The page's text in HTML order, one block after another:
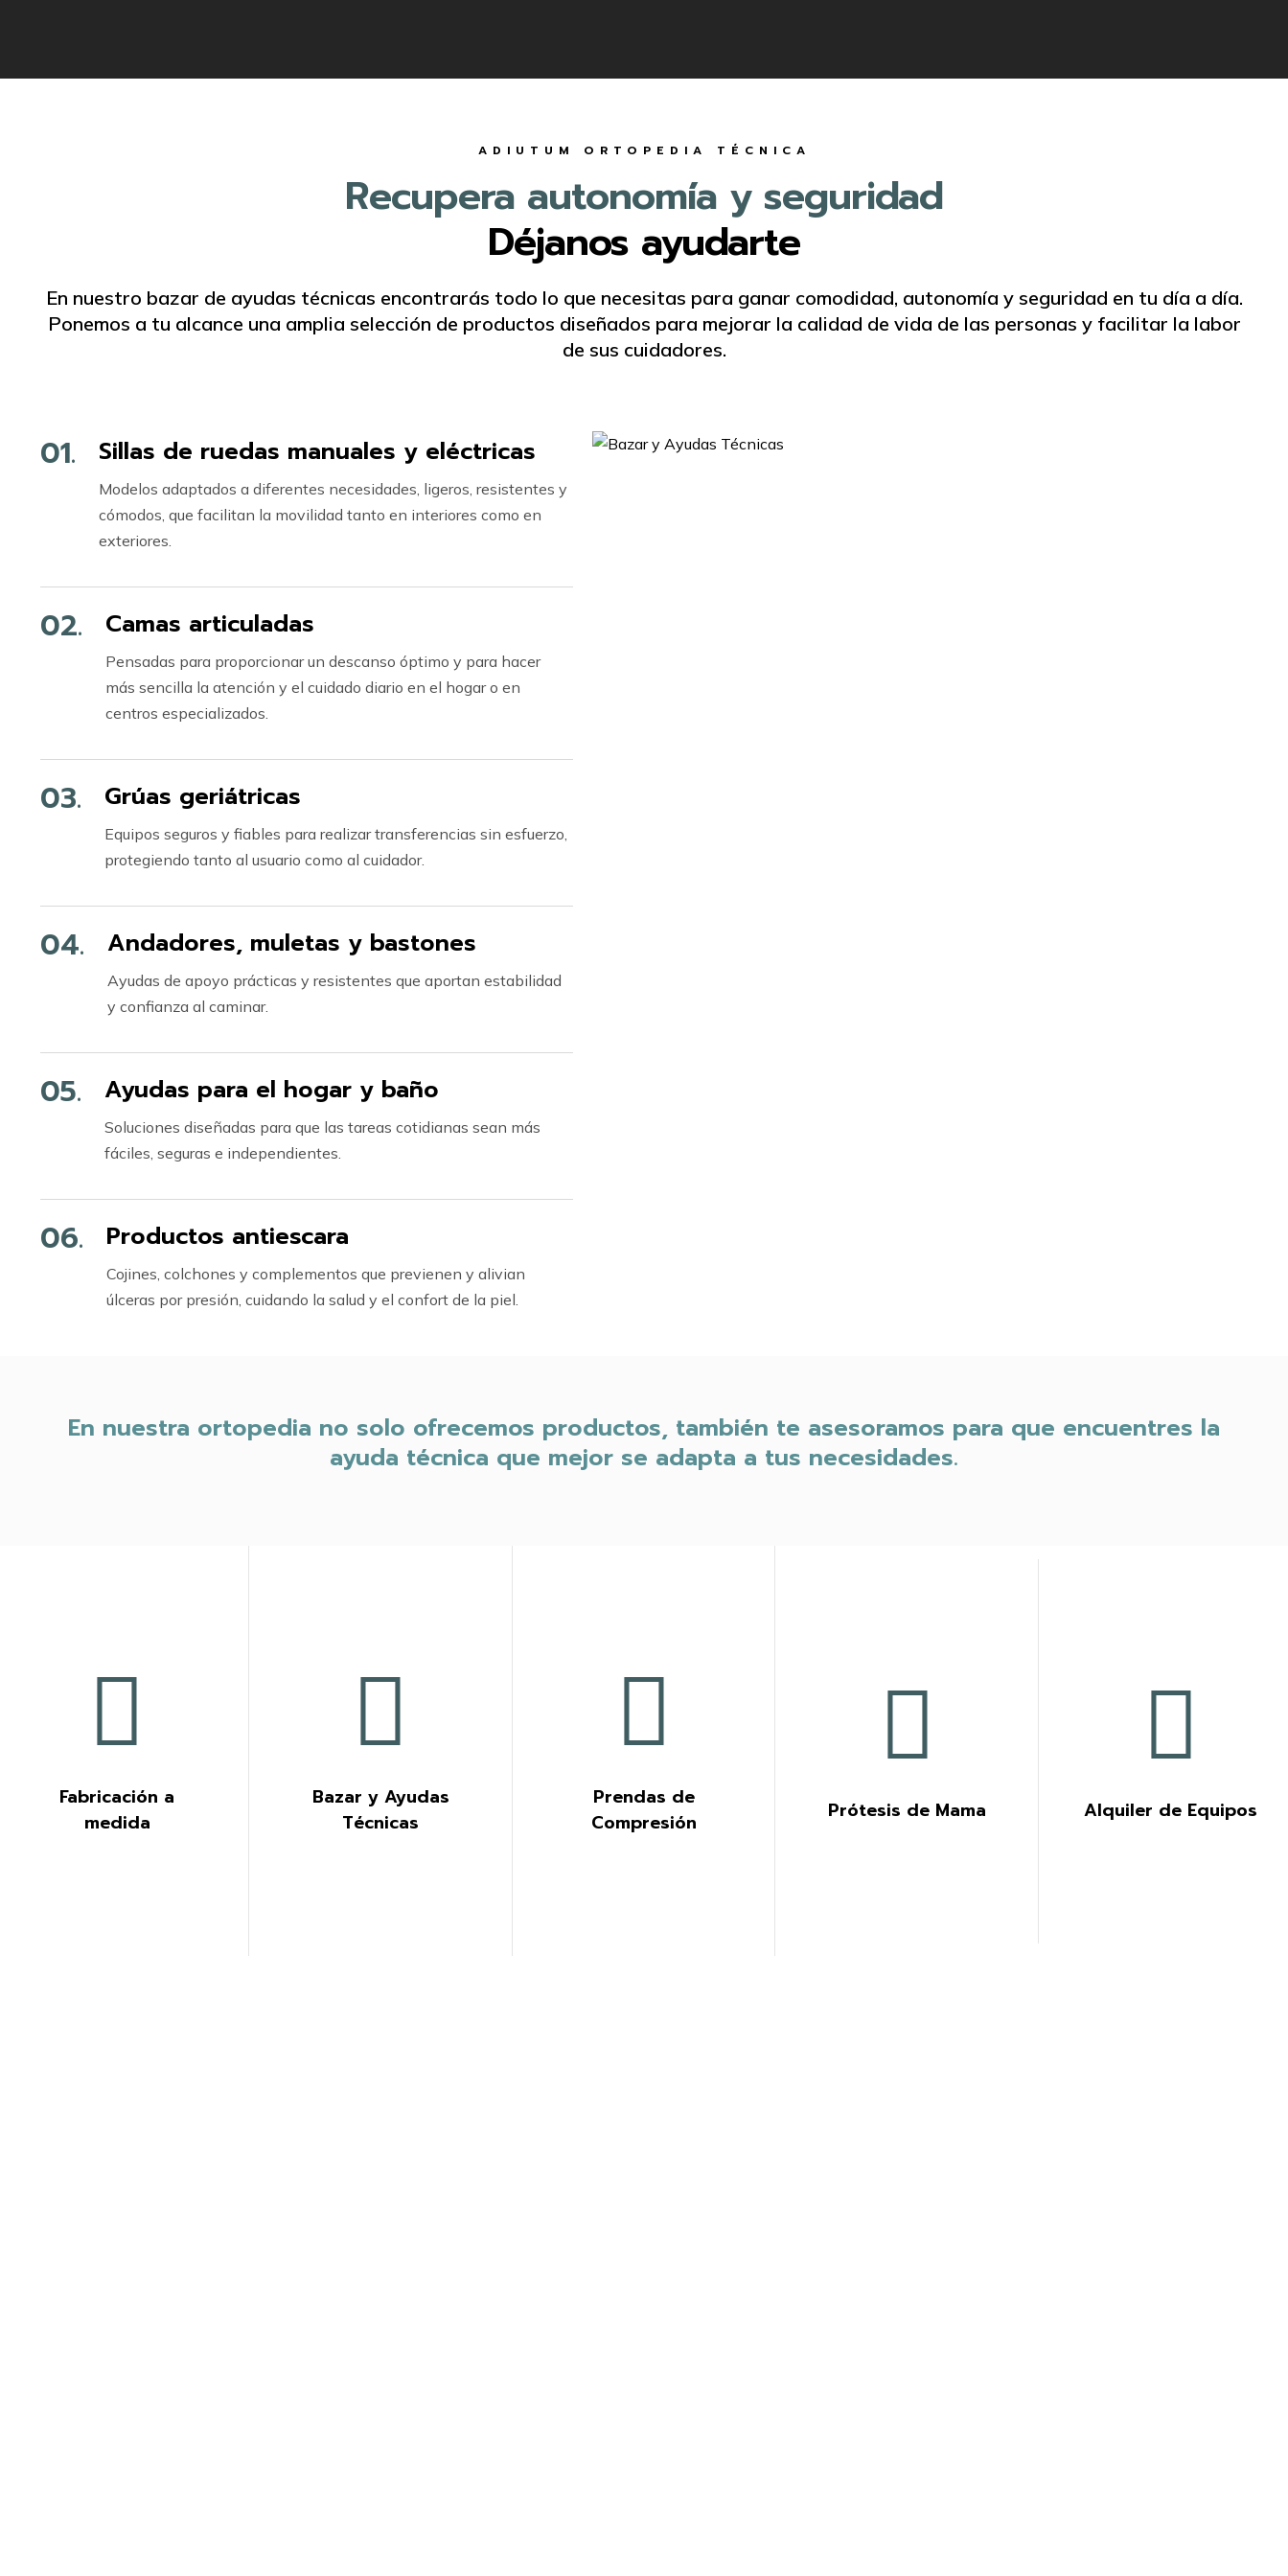
ADIUTUM ORTOPEDIA TÉCNICA
Recupera autonomía y seguridad
Déjanos ayudarte
En nuestro bazar de ayudas técnicas encontrarás todo lo que necesitas para ganar comodidad, autonomía y seguridad en tu día a día.
Ponemos a tu alcance una amplia selección de productos diseñados para mejorar la calidad de vida de las personas y facilitar la labor
de sus cuidadores.
01. Sillas de ruedas manuales y eléctricas
Modelos adaptados a diferentes necesidades, ligeros, resistentes y
cómodos, que facilitan la movilidad tanto en interiores como en
exteriores.
02. Camas articuladas
Pensadas para proporcionar un descanso óptimo y para hacer
más sencilla la atención y el cuidado diario en el hogar o en
centros especializados.
03. Grúas geriátricas
Equipos seguros y fiables para realizar transferencias sin esfuerzo,
protegiendo tanto al usuario como al cuidador.
04. Andadores, muletas y bastones
Ayudas de apoyo prácticas y resistentes que aportan estabilidad
y confianza al caminar.
05. Ayudas para el hogar y baño
Soluciones diseñadas para que las tareas cotidianas sean más
fáciles, seguras e independientes.
06. Productos antiescara
Cojines, colchones y complementos que previenen y alivian
úlceras por presión, cuidando la salud y el confort de la piel.
En nuestra ortopedia no solo ofrecemos productos, también te asesoramos para que encuentres la
ayuda técnica que mejor se adapta a tus necesidades.
Fabricación a
medida
Bazar y Ayudas
Técnicas
Prendas de
Compresión
Prótesis de Mama Alquiler de Equipos